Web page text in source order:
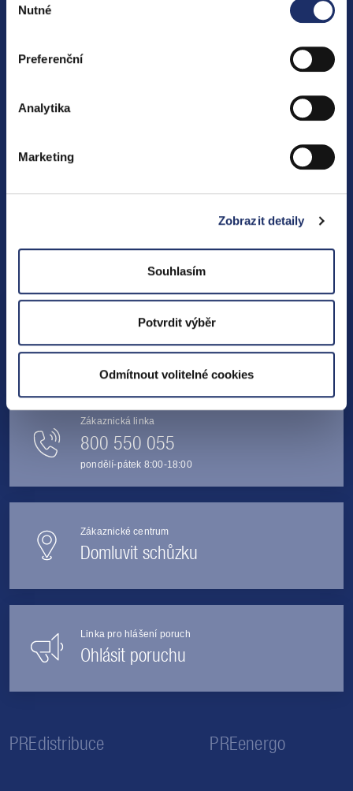
s dalšími informacemi, které jste jim poskytli nebo které
získali v důsledku toho, že používáte jejich služby. Jaké
typy cookies používáme, naleznete níže v přehledné
tabulce. Možnosti zpracování upravíte zaškrtnutím
zápatí stránky v „Nastavení cookies“.
souhlasu
Nutné
Preferenční
Analytika
Marketing
Zobrazit detaily
Souhlasím
Potvrdit výběr
Odmítnout volitelné cookies
Média
SLEDUJTE NÁS
Kontaktní formulář
Napsat zprávu
Zákaznická linka
800 550 055
pondělí-pátek 8:00-18:00
Zákaznické centrum
Domluvit schůzku
Linka pro hlášení poruch
Ohlásit poruchu
PREdistribuce PREenergo